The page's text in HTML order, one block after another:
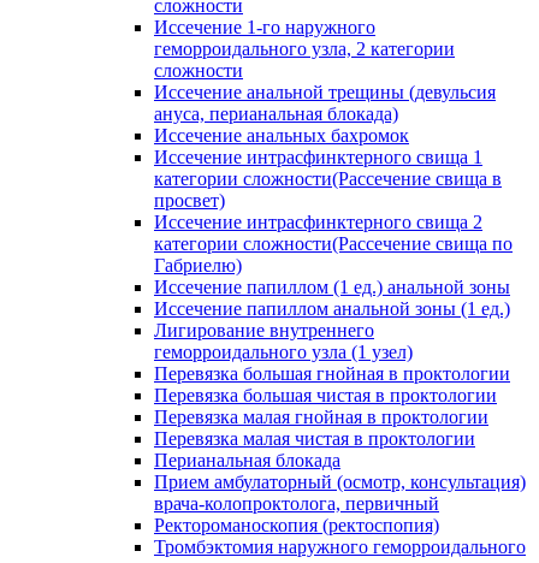
сложности
Иссечение 1-го наружного
геморроидального узла, 2 категории
сложности
Иссечение анальной трещины (девульсия
ануса, перианальная блокада)
Иссечение анальных бахромок
Иссечение интрасфинктерного свища 1
категории сложности(Рассечение свища в
просвет)
Иссечение интрасфинктерного свища 2
категории сложности(Рассечение свища по
Габриелю)
Иссечение папиллом (1 ед.) анальной зоны
Иссечение папиллом анальной зоны (1 ед.)
Лигирование внутреннего
геморроидального узла (1 узел)
Перевязка большая гнойная в проктологии
Перевязка большая чистая в проктологии
Перевязка малая гнойная в проктологии
Перевязка малая чистая в проктологии
Перианальная блокада
Прием амбулаторный (осмотр, консультация)
врача-колопроктолога, первичный
Ректороманоскопия (ректоспопия)
Тромбэктомия наружного геморроидального